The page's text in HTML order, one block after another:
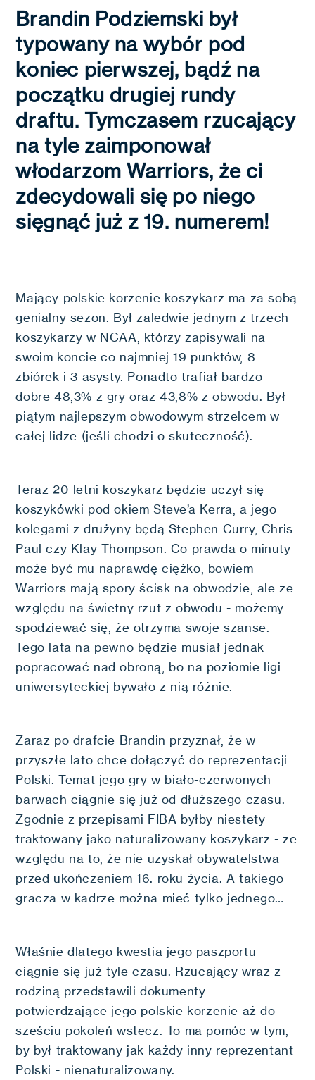
Brandin Podziemski był
typowany na wybór pod
koniec pierwszej, bądź na
początku drugiej rundy
draftu. Tymczasem rzucający
na tyle zaimponował
włodarzom Warriors, że ci
zdecydowali się po niego
sięgnąć już z 19. numerem!
Mający polskie korzenie koszykarz ma za sobą
genialny sezon. Był zaledwie jednym z trzech
koszykarzy w NCAA, którzy zapisywali na
swoim koncie co najmniej 19 punktów, 8
zbiórek i 3 asysty. Ponadto trafiał bardzo
dobre 48,3% z gry oraz 43,8% z obwodu. Był
piątym najlepszym obwodowym strzelcem w
całej lidze (jeśli chodzi o skuteczność).
Teraz 20-letni koszykarz będzie uczył się
koszykówki pod okiem Steve’a Kerra, a jego
kolegami z drużyny będą Stephen Curry, Chris
Paul czy Klay Thompson. Co prawda o minuty
może być mu naprawdę ciężko, bowiem
Warriors mają spory ścisk na obwodzie, ale ze
względu na świetny rzut z obwodu - możemy
spodziewać się, że otrzyma swoje szanse.
Tego lata na pewno będzie musiał jednak
popracować nad obroną, bo na poziomie ligi
uniwersyteckiej bywało z nią różnie.
Zaraz po drafcie Brandin przyznał, że w
przyszłe lato chce dołączyć do reprezentacji
Polski. Temat jego gry w biało-czerwonych
barwach ciągnie się już od dłuższego czasu.
Zgodnie z przepisami FIBA byłby niestety
traktowany jako naturalizowany koszykarz - ze
względu na to, że nie uzyskał obywatelstwa
przed ukończeniem 16. roku życia. A takiego
gracza w kadrze można mieć tylko jednego…
Właśnie dlatego kwestia jego paszportu
ciągnie się już tyle czasu. Rzucający wraz z
rodziną przedstawili dokumenty
potwierdzające jego polskie korzenie aż do
sześciu pokoleń wstecz. To ma pomóc w tym,
by był traktowany jak każdy inny reprezentant
Polski - nienaturalizowany.